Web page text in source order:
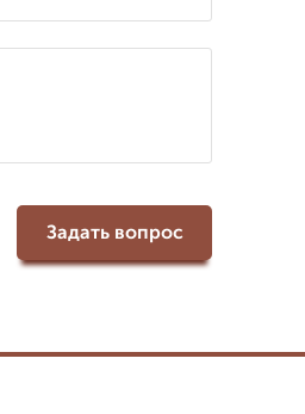
Задать вопрос